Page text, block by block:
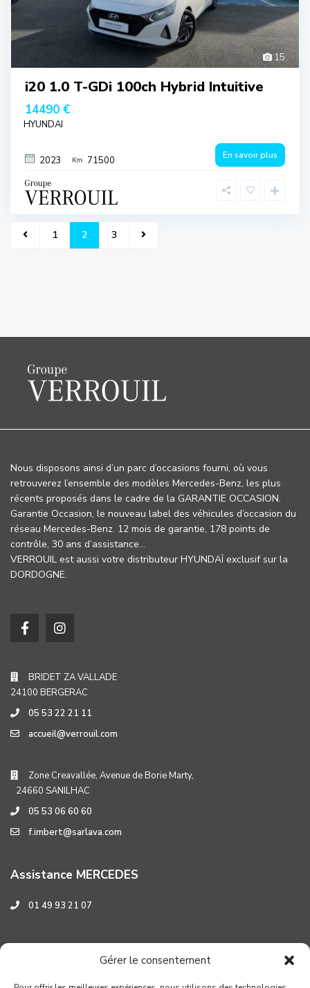
Gérer le consentement
15
i20 1.0 T-GDi 100ch Hybrid Intuitive
14490 €
HYUNDAI
2023 71500 En savoir plus
1 2 3
Nous disposons ainsi d’un parc d’occasions fourni, où vous
retrouverez l’ensemble des modèles Mercedes-Benz, les plus
récents proposés dans le cadre de la GARANTIE OCCASION.
Garantie Occasion, le nouveau label des véhicules d’occasion du
réseau Mercedes-Benz. 12 mois de garantie, 178 points de
contrôle, 30 ans d’assistance…
VERROUIL est aussi votre distributeur HYUNDAÏ exclusif sur la
DORDOGNE.
BRIDET ZA VALLADE
24100 BERGERAC
05 53 22 21 11
accueil@verrouil.com
Zone Creavallée, Avenue de Borie Marty,
24660 SANILHAC
05 53 06 60 60
f.imbert@sarlava.com
Assistance MERCEDES
01 49 93 21 07
Assistance HYUNDAI